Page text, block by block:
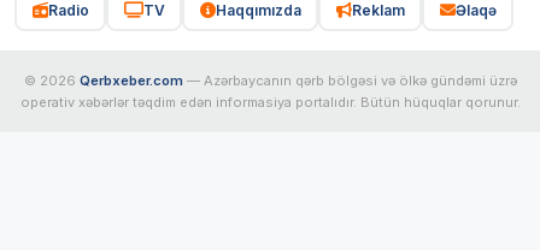
Radio TV Haqqımızda Reklam Əlaqə
© 2026 Qerbxeber.com — Azərbaycanın qərb bölgəsi və ölkə gündəmi üzrə
operativ xəbərlər təqdim edən informasiya portalıdır. Bütün hüquqlar qorunur.